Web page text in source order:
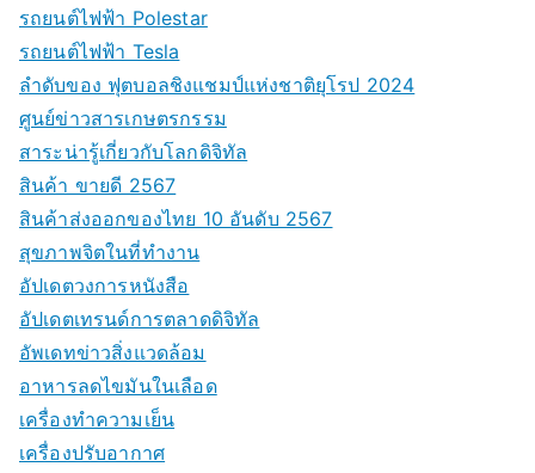
รถยนต์ไฟฟ้า Polestar
รถยนต์ไฟฟ้า Tesla
ลำดับของ ฟุตบอลชิงแชมป์แห่งชาติยุโรป 2024
ศูนย์ข่าวสารเกษตรกรรม
สาระน่ารู้เกี่ยวกับโลกดิจิทัล
สินค้า ขายดี 2567
สินค้าส่งออกของไทย 10 อันดับ 2567
สุขภาพจิตในที่ทำงาน
อัปเดตวงการหนังสือ
อัปเดตเทรนด์การตลาดดิจิทัล
อัพเดทข่าวสิ่งแวดล้อม
อาหารลดไขมันในเลือด
เครื่องทำความเย็น
เครื่องปรับอากาศ